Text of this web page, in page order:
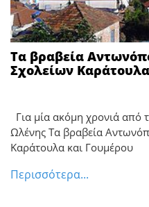
Τα βραβεία
Σχολείων
Για μία ακόμη χρονιά από
Ωλένης Τα βραβεία
Καράτουλα και Γουμέρου
Περισσότερα...